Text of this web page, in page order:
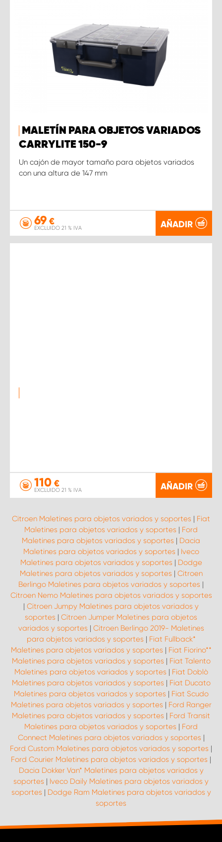
MALETÍN PARA OBJETOS VARIADOS
CARRYLITE 150-9
Un cajón de mayor tamaño para objetos variados
con una altura de 147 mm
69 €
EXCLUIDO 21 % IVA AÑADIR
110 €
EXCLUIDO 21 % IVA AÑADIR
Citroen Maletines para objetos variados y soportes | Fiat
Maletines para objetos variados y soportes | Ford
Maletines para objetos variados y soportes | Dacia
Maletines para objetos variados y soportes | Iveco
Maletines para objetos variados y soportes | Dodge
Maletines para objetos variados y soportes | Citroen
Berlingo Maletines para objetos variados y soportes |
Citroen Nemo Maletines para objetos variados y soportes
| Citroen Jumpy Maletines para objetos variados y
soportes | Citroen Jumper Maletines para objetos
variados y soportes | Citroen Berlingo 2019- Maletines
para objetos variados y soportes | Fiat Fullback*
Maletines para objetos variados y soportes | Fiat Fiorino**
Maletines para objetos variados y soportes | Fiat Talento
Maletines para objetos variados y soportes | Fiat Doblò
Maletines para objetos variados y soportes | Fiat Ducato
Maletines para objetos variados y soportes | Fiat Scudo
Maletines para objetos variados y soportes | Ford Ranger
Maletines para objetos variados y soportes | Ford Transit
Maletines para objetos variados y soportes | Ford
Connect Maletines para objetos variados y soportes |
Ford Custom Maletines para objetos variados y soportes |
Ford Courier Maletines para objetos variados y soportes |
Dacia Dokker Van* Maletines para objetos variados y
soportes | Iveco Daily Maletines para objetos variados y
soportes | Dodge Ram Maletines para objetos variados y
soportes